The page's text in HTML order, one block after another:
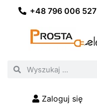
+48 796 006 527
Zaloguj się